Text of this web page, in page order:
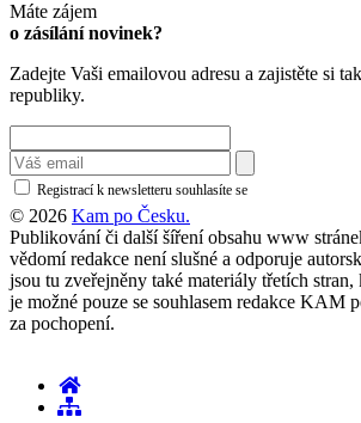
Máte zájem
o zásílání novinek?
Zadejte Vaši emailovou adresu a zajistěte si
republiky.
Registrací k newsletteru souhlasíte se
© 2026 Kam po Česku.
Publikování či další šíření obsahu www
vědomí redakce není slušné a odporuje
jsou tu zveřejněny také materiály třetích
je možné pouze se souhlasem redakce KAM
za pochopení.